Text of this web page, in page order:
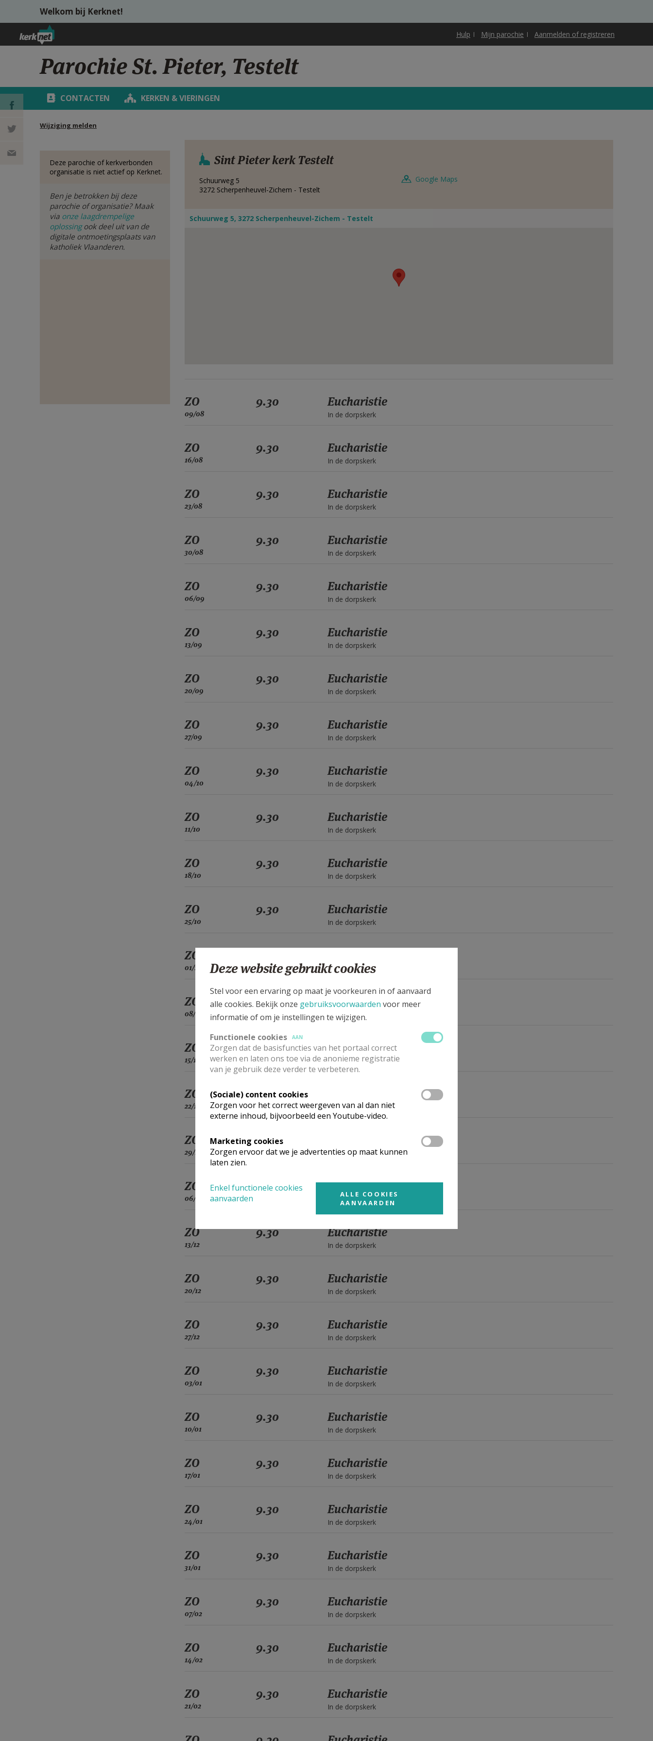
Overslaan en naar de inhoud gaan
Welkom bij Kerknet!
Hulp Mijn parochie Aanmelden of registreren
Parochie St. Pieter, Testelt
CONTACTEN KERKEN & VIERINGEN
Wijziging melden
DEEL OP
FACEBOOK
DEEL OP
Deze parochie of kerkverbonden
organisatie is niet actief op Kerknet.
Ben je betrokken bij deze
parochie of organisatie? Maak
via onze laagdrempelige
oplossingook deel uit van de
digitale ontmoetingsplaats van
katholiek Vlaanderen.
Sint Pieter kerk Testelt
Schuurweg 5
3272 Scherpenheuvel-Zichem - Testelt
Google Maps
Schuurweg 5, 3272 Scherpenheuvel-Zichem - Testelt
ZO
09/08
9.30 Eucharistie
In de dorpskerk
ZO
16/08
9.30 Eucharistie
In de dorpskerk
ZO
23/08
9.30 Eucharistie
In de dorpskerk
ZO
30/08
9.30 Eucharistie
In de dorpskerk
ZO
06/09
9.30 Eucharistie
In de dorpskerk
ZO
13/09
9.30 Eucharistie
In de dorpskerk
ZO
20/09
9.30 Eucharistie
In de dorpskerk
ZO
27/09
9.30 Eucharistie
In de dorpskerk
ZO
04/10
9.30 Eucharistie
In de dorpskerk
ZO
11/10
9.30 Eucharistie
In de dorpskerk
ZO
18/10
9.30 Eucharistie
In de dorpskerk
ZO
25/10
9.30 Eucharistie
In de dorpskerk
ZO
01/11 In de dorpskerk
ZO
08/11
9.30 Eucharistie
In de dorpskerk
ZO
15/11
9.30 Eucharistie
In de dorpskerk
ZO
22/11
9.30
In de dorpskerk
ZO
29/11
9.30
In de dorpskerk
ZO
06/12
9.30 Eucharistie
In de dorpskerk
ZO
13/12
9.30 Eucharistie
In de dorpskerk
ZO
20/12
9.30 Eucharistie
In de dorpskerk
ZO
27/12
9.30 Eucharistie
In de dorpskerk
ZO
03/01
9.30 Eucharistie
In de dorpskerk
ZO
10/01
9.30 Eucharistie
In de dorpskerk
ZO
17/01
9.30 Eucharistie
In de dorpskerk
ZO
24/01
9.30 Eucharistie
In de dorpskerk
ZO
31/01
9.30 Eucharistie
In de dorpskerk
ZO
07/02
9.30 Eucharistie
In de dorpskerk
ZO
14/02
9.30 Eucharistie
In de dorpskerk
ZO
21/02
9.30 Eucharistie
In de dorpskerk
Deze website gebruikt cookies
Stel voor een ervaring op maat je voorkeuren in of aanvaard
alle cookies. Bekijk onze gebruiksvoorwaarden voor meer
informatie of om je instellingen te wijzigen.
Functionele cookies
AAN
Zorgen dat de basisfuncties van het portaal correct
werken en laten ons toe via de anonieme registratie
van je gebruik deze verder te verbeteren.
(Sociale) content cookies
Zorgen voor het correct weergeven van al dan niet
externe inhoud, bijvoorbeeld een Youtube-video.
Marketing cookies
Zorgen ervoor dat we je advertenties op maat kunnen
laten zien.
Enkel functionele cookies
aanvaarden
ALLE COOKIES
AANVAARDEN